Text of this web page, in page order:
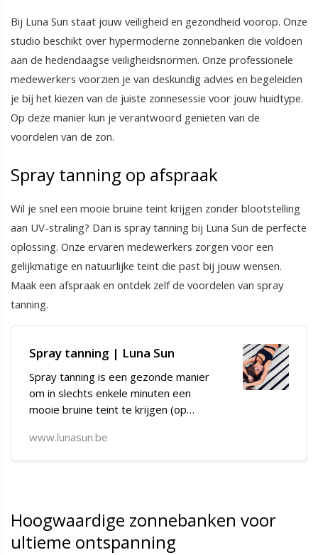
Bij Luna Sun staat jouw veiligheid en gezondheid voorop. Onze
studio beschikt over hypermoderne zonnebanken die voldoen
aan de hedendaagse veiligheidsnormen. Onze professionele
medewerkers voorzien je van deskundig advies en begeleiden
je bij het kiezen van de juiste zonnesessie voor jouw huidtype.
Op deze manier kun je verantwoord genieten van de
voordelen van de zon.
Spray tanning op afspraak
Wil je snel een mooie bruine teint krijgen zonder blootstelling
aan UV-straling? Dan is spray tanning bij Luna Sun de perfecte
oplossing. Onze ervaren medewerkers zorgen voor een
gelijkmatige en natuurlijke teint die past bij jouw wensen.
Maak een afspraak en ontdek zelf de voordelen van spray
tanning.
Spray tanning | Luna Sun
Spray tanning is een gezonde manier
om in slechts enkele minuten een
mooie bruine teint te krijgen (op
www.lunasun.be
Hoogwaardige zonnebanken voor
ultieme ontspanning